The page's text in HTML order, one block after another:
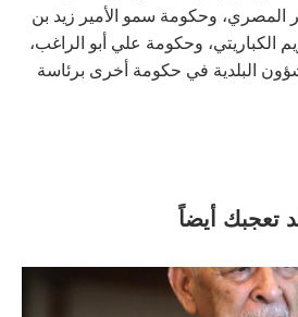
المصري، وحكومة سمو الأمير زيد بن
الكباريتي، وحكومة علي أبو الراغب،
البلدية في حكومة أخرى برئاسة
تعجبك أيضاً